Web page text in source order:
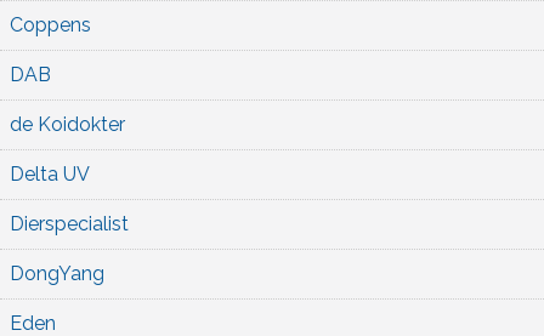
Coppens
DAB
de Koidokter
Delta UV
Dierspecialist
DongYang
Eden